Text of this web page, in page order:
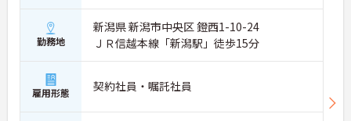
★おすすめPOINT★
＜個別ＯＪＴとチーム連携で着実に成長！＞
・入職後はお一人おひとりの習熟度に合わせた個別
のＯＪＴ研修を実施し、ｅラーニングを用いた学習
の機会も提供されます
・施設内には看護師が24時間常駐しており、急変時
の対応や専門的な医療処置は看護師が担当するため
勤務地
新潟県 新潟市中央区 鐙西1-10-24
ＪＲ信越本線「新潟駅」徒歩15分
雇用形態 契約社員・嘱託社員